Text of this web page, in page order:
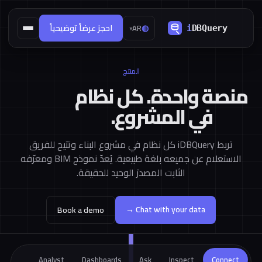
◍
AR
▾ احجز عرضاً توضيحياً
المنتج
منصة واحدة. كل نظام
في المشروع.
تربط iDBQuery كل نظام في مشروع البناء وتتيح للفريق
الاستعلام عن جميعه بلغة طبيعية. يُعدّ نموذج BIM ومعرّفه
الثابت المصدرَ الوحيد للحقيقة.
Chat with your data →
Book a demo